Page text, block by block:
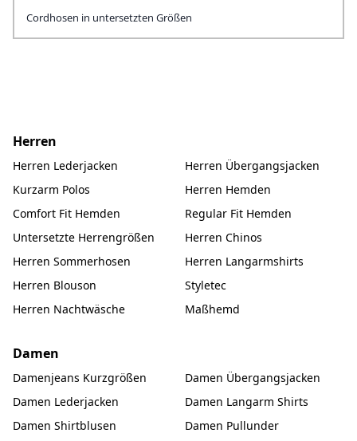
Cordhosen in untersetzten Größen
Herren
Herren Lederjacken
Herren Übergangsjacken
Kurzarm Polos
Herren Hemden
Comfort Fit Hemden
Regular Fit Hemden
Untersetzte Herrengrößen
Herren Chinos
Herren Sommerhosen
Herren Langarmshirts
Herren Blouson
Styletec
Herren Nachtwäsche
Maßhemd
Damen
Damenjeans Kurzgrößen
Damen Übergangsjacken
Damen Lederjacken
Damen Langarm Shirts
Damen Shirtblusen
Damen Pullunder